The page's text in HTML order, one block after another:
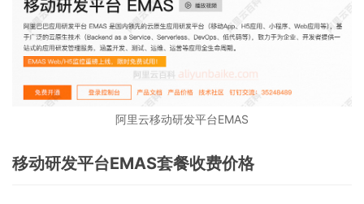
阿里云移动研发平台EMAS
移动研发平台EMAS套餐收费价格